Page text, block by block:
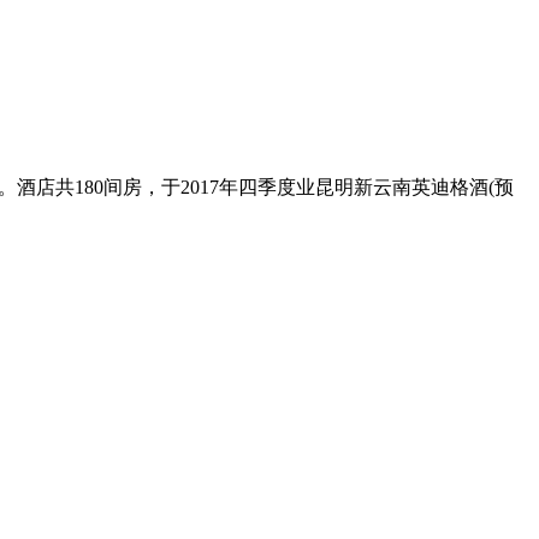
店共180间房，于2017年四季度业昆明新云南英迪格酒(预